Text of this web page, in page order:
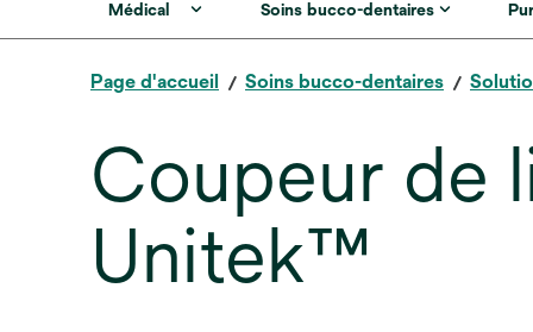
Médical Soins bucco-dentaires
Page d'accueil Soins bucco-dentaires
Coupeur de
Unitek™